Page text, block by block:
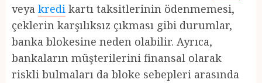
veya kredi kartı taksitlerinin ödenmemesi,
çeklerin karşılıksız çıkması gibi durumlar,
banka blokesine neden olabilir. Ayrıca,
bankaların müşterilerini finansal olarak
riskli bulmaları da bloke sebepleri arasında